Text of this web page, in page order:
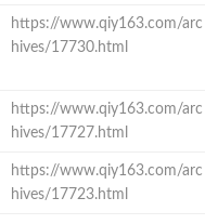
https://www.qiy163.com/arc
hives/17730.html
https://www.qiy163.com/arc
hives/17727.html
https://www.qiy163.com/arc
hives/17723.html